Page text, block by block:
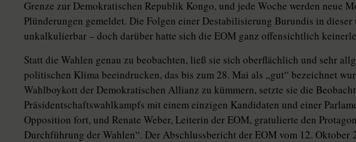
Grenze zur Demokratischen Republik Kongo, und jede Woche werden neue
Plünderungen gemeldet. Die Folgen einer Destabilisierung Burundis in
unkalkulierbar – doch darüber hatte sich die EOM ganz offensichtlich
Statt die Wahlen genau zu beobachten, ließ sie sich oberflächlich und sehr
politischen Klima beeindrucken, das bis zum 28. Mai als „gut“ bezeichnet
Wahlboykott der Demokratischen Allianz zu kümmern, setzte sie die
Präsidentschaftswahlkampfs mit einem einzigen Kandidaten und einer
Opposition fort, und Renate Weber, Leiterin der EOM, gratulierte den
Durchführung der Wahlen“. Der Abschlussbericht der EOM vom 12. Oktober